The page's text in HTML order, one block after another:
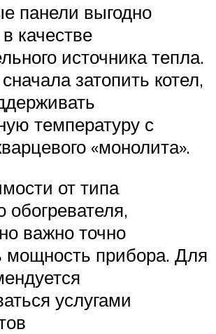
панели выгодно
качестве
источника тепла.
затопить котел,
температуру с
«монолита».
от типа
обогревателя,
важно точно
мощность прибора. Для
услугами